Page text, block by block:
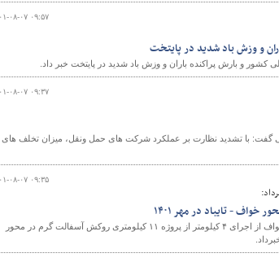
۱۴۰۱-۰۸-۰۷
و وزش باد شدید در پایتخت
و بارش پراکنده باران و وزش باد شدید در پایتخت خبر داد.
۱۴۰۱-۰۸-۰۷
گفت: با تشدید نظارت بر عملکرد شرکت های حمل ونقل، میزان تخلف های
۱۴۰۱-۰۸-۰۷
رئیس اداره راهداری و حمل و نقل جاده‌ای شهرستان خواف از اجرای ۴ کیلومتر از پروژه ۱۱ کیلومتری روکش آسفالت گرم در محور